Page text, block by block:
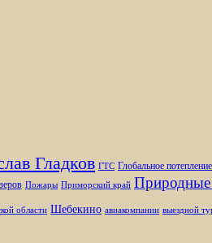
Гладков ГТС Глобальное потепление
Пожары Приморский край Природные
области Шебекино авиакомпании выездной